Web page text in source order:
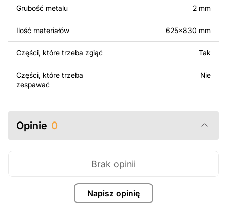
surowo zabronione.
Za dodatkową opłatą możemy dostosować projekt
albo wprowadzenie innych modyfikacji według Twoich
potrzeb. Jeśli potrzebujesz indywidualnego projektu
metalowego produktu, skontaktuj się z nami.
Jeśli masz jakiekolwiek pytania lub potrzebujesz
Grubość metalu 2 mm
Ilość materiałów 625x830 mm
Części, które trzeba zgiąć Tak
Części, które trzeba
zespawać
Nie
Opinie 0
Napisz opinię
Brak opinii